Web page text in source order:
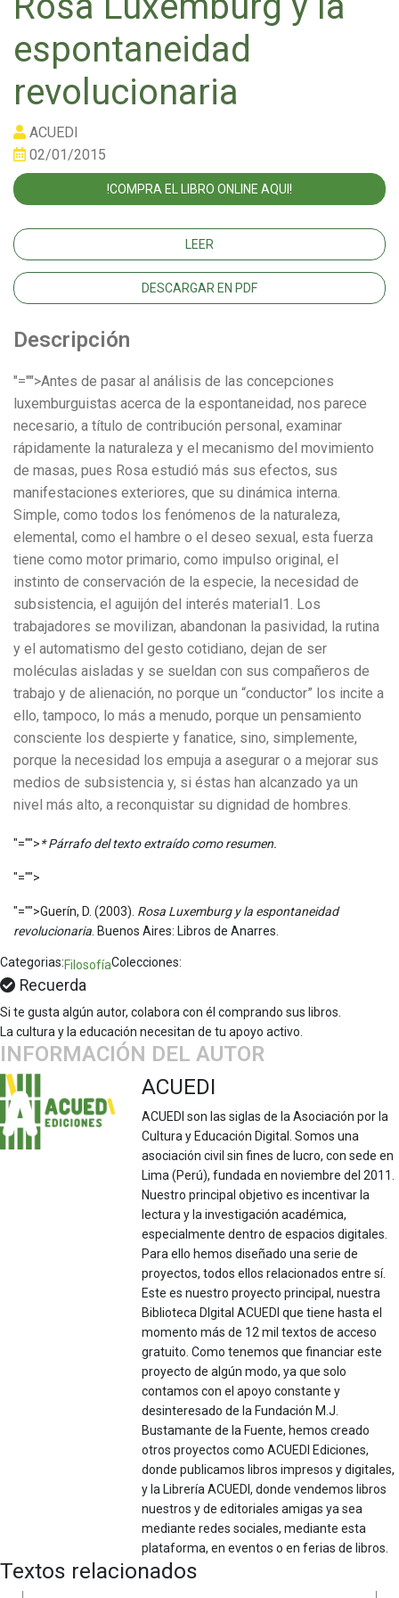
espontaneidad
revolucionaria
ACUEDI
02/01/2015
!COMPRA EL LIBRO ONLINE AQUI!
LEER
DESCARGAR EN PDF
Descripción
"="">Antes de pasar al análisis de las concepciones
luxemburguistas acerca de la espontaneidad, nos parece
necesario, a título de contribución personal, examinar
rápidamente la naturaleza y el mecanismo del movimiento
de masas, pues Rosa estudió más sus efectos, sus
manifestaciones exteriores, que su dinámica interna.
Simple, como todos los fenómenos de la naturaleza,
elemental, como el hambre o el deseo sexual, esta fuerza
tiene como motor primario, como impulso original, el
instinto de conservación de la especie, la necesidad de
subsistencia, el aguijón del interés material1. Los
trabajadores se movilizan, abandonan la pasividad, la rutina
y el automatismo del gesto cotidiano, dejan de ser
moléculas aisladas y se sueldan con sus compañeros de
trabajo y de alienación, no porque un “conductor” los incite a
ello, tampoco, lo más a menudo, porque un pensamiento
consciente los despierte y fanatice, sino, simplemente,
porque la necesidad los empuja a asegurar o a mejorar sus
medios de subsistencia y, si éstas han alcanzado ya un
nivel más alto, a reconquistar su dignidad de hombres.
"="">* Párrafo del texto extraído como resumen.
"="">
"="">Guerín, D. (2003). Rosa Luxemburg y la espontaneidad
revolucionaria. Buenos Aires: Libros de Anarres.
Categorias:FilosofíaColecciones:
Recuerda
Si te gusta algún autor, colabora con él comprando sus libros.
La cultura y la educación necesitan de tu apoyo activo.
INFORMACIÓN DEL AUTOR
ACUEDI
ACUEDI son las siglas de la Asociación por la
Cultura y Educación Digital. Somos una
asociación civil sin fines de lucro, con sede en
Lima (Perú), fundada en noviembre del 2011.
Nuestro principal objetivo es incentivar la
lectura y la investigación académica,
especialmente dentro de espacios digitales.
Para ello hemos diseñado una serie de
proyectos, todos ellos relacionados entre sí.
Este es nuestro proyecto principal, nuestra
Biblioteca DIgital ACUEDI que tiene hasta el
momento más de 12 mil textos de acceso
gratuito. Como tenemos que financiar este
proyecto de algún modo, ya que solo
contamos con el apoyo constante y
desinteresado de la Fundación M.J.
Bustamante de la Fuente, hemos creado
otros proyectos como ACUEDI Ediciones,
donde publicamos libros impresos y digitales,
y la Librería ACUEDI, donde vendemos libros
nuestros y de editoriales amigas ya sea
mediante redes sociales, mediante esta
plataforma, en eventos o en ferias de libros.
Textos relacionados